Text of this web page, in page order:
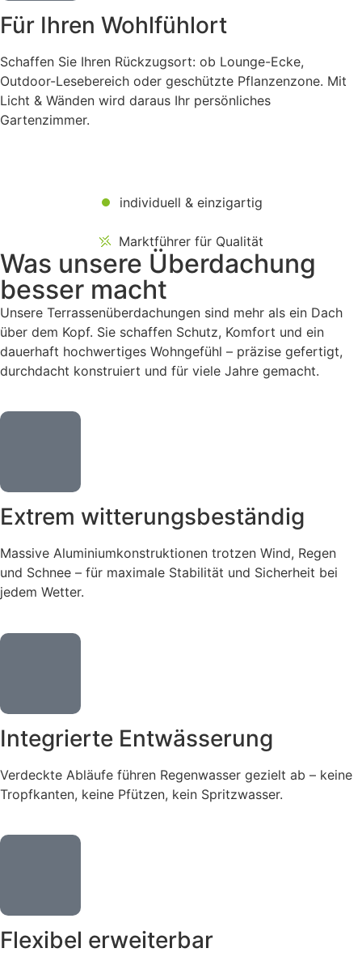
Für Ihren Wohlfühlort
Schaffen Sie Ihren Rückzugsort: ob Lounge-Ecke,
Outdoor-Lesebereich oder geschützte Pflanzenzone. Mit
Licht & Wänden wird daraus Ihr persönliches
Gartenzimmer.
individuell & einzigartig
Marktführer für Qualität
Was unsere Überdachung
besser macht
Unsere Terrassenüberdachungen sind mehr als ein Dach
über dem Kopf. Sie schaffen Schutz, Komfort und ein
dauerhaft hochwertiges Wohngefühl – präzise gefertigt,
durchdacht konstruiert und für viele Jahre gemacht.
Extrem witterungsbeständig
Massive Aluminiumkonstruktionen trotzen Wind, Regen
und Schnee – für maximale Stabilität und Sicherheit bei
jedem Wetter.
Integrierte Entwässerung
Verdeckte Abläufe führen Regenwasser gezielt ab – keine
Tropfkanten, keine Pfützen, kein Spritzwasser.
Flexibel erweiterbar